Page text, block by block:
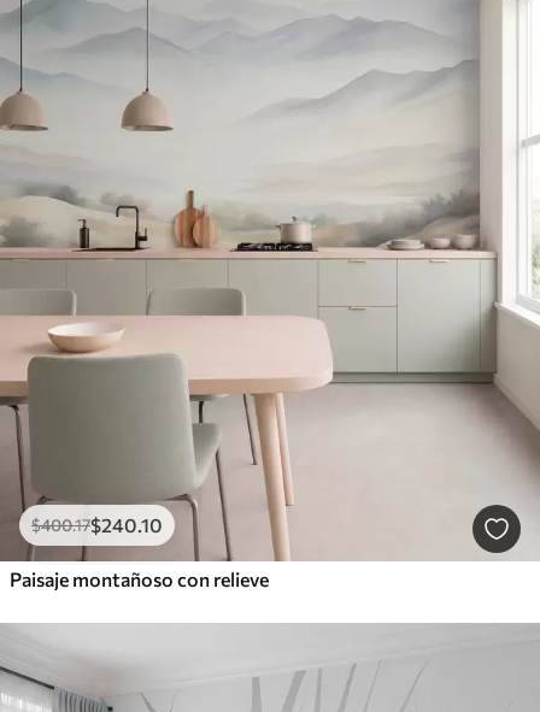
$400.17$240 .10
Paisaje montañoso con relieve